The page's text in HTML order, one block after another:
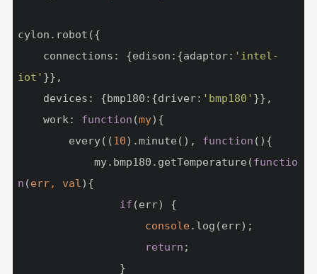
cylon.robot({
	connections: {edison:{adaptor:
'intel-
iot' }},
	devices: {bmp180:{driver:
'bmp180' }},
	work:
function (my) {
		every((
10).minute(), function ( ) {
			my.bmp180.getTemperature(
functio
n (err, val) {
if (err) {
console.log(err);
return ;